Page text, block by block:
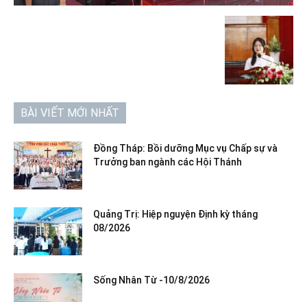
BÀI VIẾT MỚI NHẤT
Đồng Tháp: Bồi dưỡng Mục vụ Chấp sự và
Trưởng ban ngành các Hội Thánh
Quảng Trị: Hiệp nguyện Định kỳ tháng
08/2026
Sống Nhân Từ -10/8/2026